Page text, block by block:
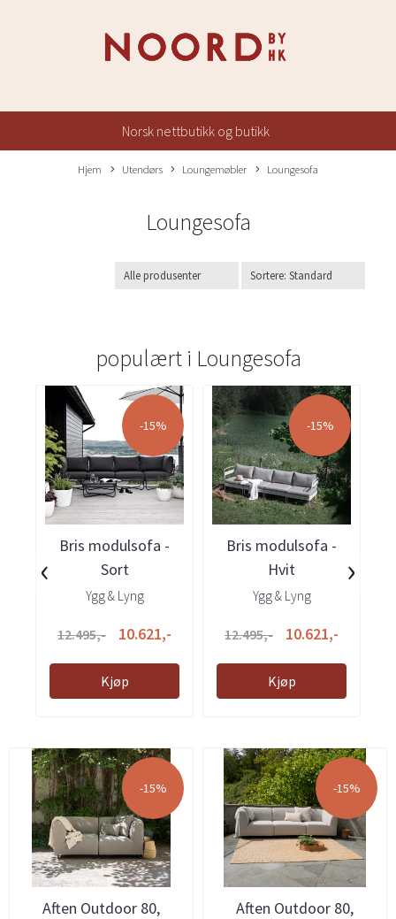
Norsk nettbutikk og butikk
Hjem Utendørs Loungemøbler Loungesofa
Loungesofa
populært i Loungesofa
-15%
Bris modulsofa -
Sort
Ygg & Lyng
12.495,- 10.621,-
Kjøp
-15%
Bris modulsofa -
Hvit
Ygg & Lyng
12.495,- 10.621,-
Kjøp
‹ ›
-15%
Aften Outdoor 80,
-15%
Aften Outdoor 80,